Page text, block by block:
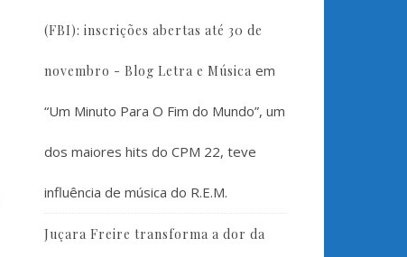
(FBI): inscrições abertas até 30 de
novembro - Blog Letra e Música em
“Um Minuto Para O Fim do Mundo”, um
dos maiores hits do CPM 22, teve
influência de música do R.E.M.
Juçara Freire transforma a dor da